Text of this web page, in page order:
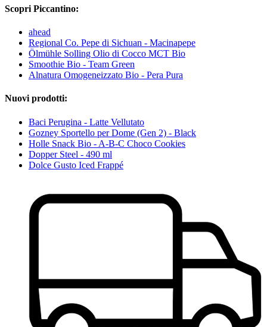
Scopri Piccantino:
ahead
Regional Co. Pepe di Sichuan - Macinapepe
Ölmühle Solling Olio di Cocco MCT Bio
Smoothie Bio - Team Green
Alnatura Omogeneizzato Bio - Pera Pura
Nuovi prodotti:
Baci Perugina - Latte Vellutato
Gozney Sportello per Dome (Gen 2) - Black
Holle Snack Bio - A-B-C Choco Cookies
Dopper Steel - 490 ml
Dolce Gusto Iced Frappé